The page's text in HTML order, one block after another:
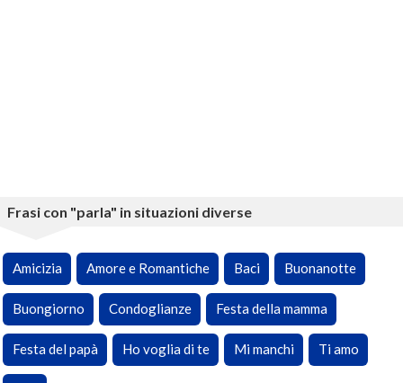
Frasi con "parla" in situazioni diverse
Amicizia Amore e Romantiche Baci Buonanotte
Buongiorno Condoglianze Festa della mamma
Festa del papà Ho voglia di te Mi manchi Ti amo